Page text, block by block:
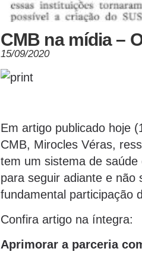
CMB na mídia –
15/09/2020
Em artigo publicado hoje
CMB, Mirocles Véras,
tem um sistema de
para seguir adiante e
fundamental participação
Confira artigo na íntegra:
Aprimorar a parceria